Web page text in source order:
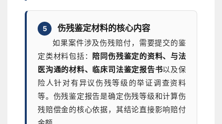
5 伤残鉴定材料的核心内容
如果案件涉及伤残赔付，需要提交的鉴
定类材料包括： 陪同伤残鉴定的资料、与法
医沟通的材料、临床司法鉴定报告书以及保
险人针对有异议伤残等级的举证调查资料
等。伤残鉴定报告是确定伤残等级和计算伤
残赔偿金的核心依据，其结论直接影响赔付